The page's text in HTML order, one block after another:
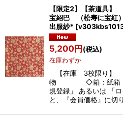
【限定2】【茶道具
宝紹巴 （松寿に宝
出服紗* [
5,200円(税込)
在庫わずか
【在庫 3枚限り】
物 ◇箱：紙箱 ※※
規登録」 あるいは 「
と、『会員価格』に